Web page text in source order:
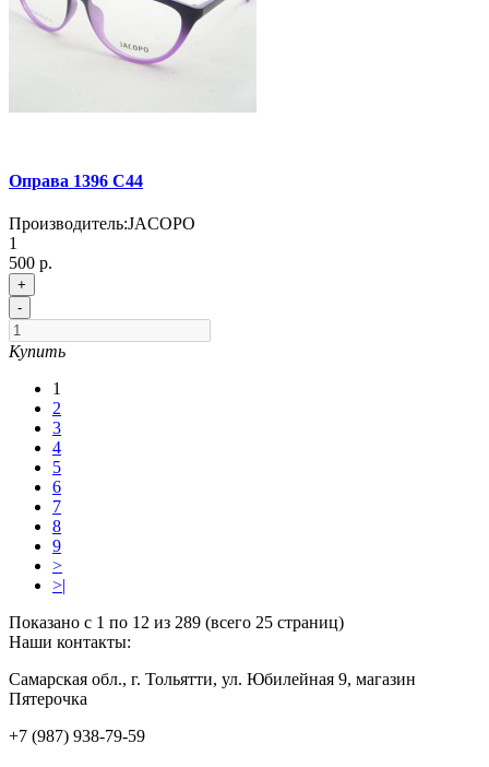
Оправа 1396 C44
Производитель:JACOPO
1
500 р.
+
-
Купить
1
2
3
4
5
6
7
8
9
>
>|
Показано с 1 по 12 из 289 (всего 25 страниц)
Наши контакты:
Самарская обл., г. Тольятти, ул. Юбилейная 9, магазин
Пятерочка
+7 (987) 938-79-59